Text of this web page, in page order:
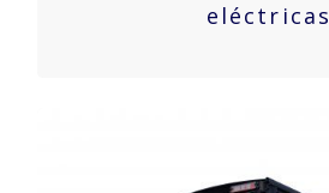
eléctricas